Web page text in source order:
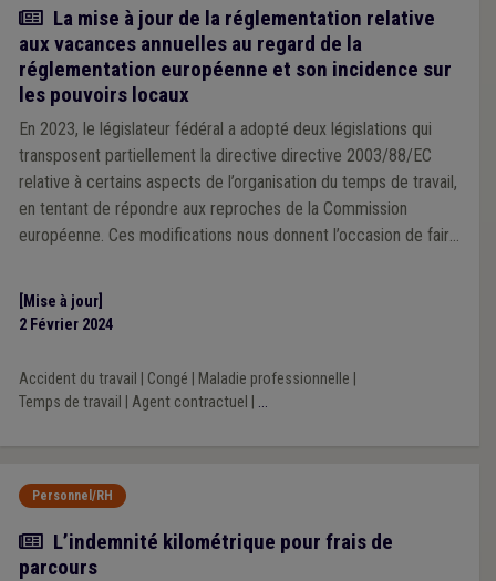
Article
La mise à jour de la réglementation relative
aux vacances annuelles au regard de la
réglementation européenne et son incidence sur
les pouvoirs locaux
En 2023, le législateur fédéral a adopté deux législations qui
transposent partiellement la directive directive 2003/88/EC
relative à certains aspects de l’organisation du temps de travail,
en tentant de répondre aux reproches de la Commission
européenne. Ces modifications nous donnent l’occasion de faire
fonction publique locale.
[Mise à jour]
2 Février 2024
Accident du travail Congé Maladie professionnelle
Temps de travail
Agent contractuel ...
Personnel/RH
Actualité
L’indemnité kilométrique pour frais de
parcours